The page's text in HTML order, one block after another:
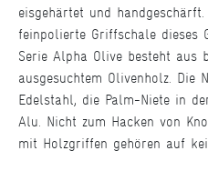
eisgehärtet und
feinpolierte Griffschale dieses
Serie Alpha Olive besteht aus
ausgesuchtem Olivenholz. Die
Edelstahl, die Palm-Niete in
Alu. Nicht zum Hacken von
mit Holzgriffen gehören auf